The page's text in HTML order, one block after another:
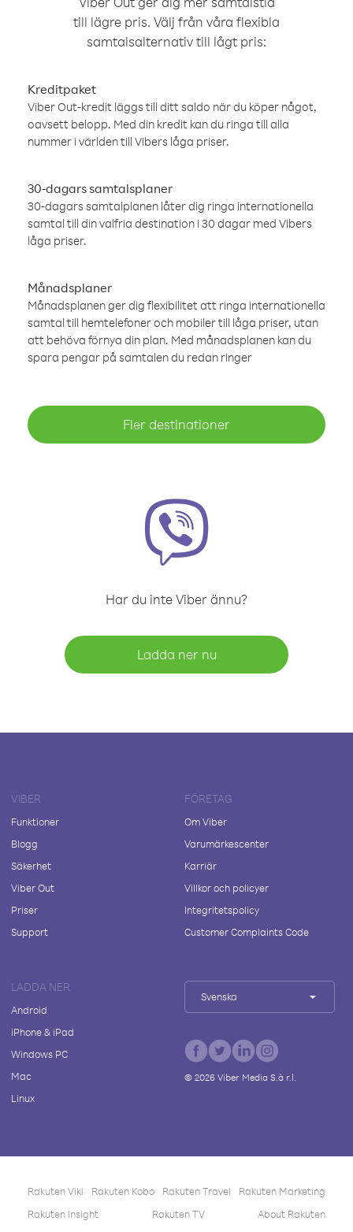
till lägre pris. Välj från våra flexibla
samtalsalternativ till lågt pris:
Kreditpaket
Viber Out-kredit läggs till ditt saldo när du köper något,
oavsett belopp. Med din kredit kan du ringa till alla
nummer i världen till Vibers låga priser.
30-dagars samtalsplaner
30-dagars samtalplanen låter dig ringa internationella
samtal till din valfria destination i 30 dagar med Vibers
låga priser.
Månadsplaner
Månadsplanen ger dig flexibilitet att ringa internationella
samtal till hemtelefoner och mobiler till låga priser, utan
att behöva förnya din plan. Med månadsplanen kan du
spara pengar på samtalen du redan ringer
Fler destinationer
Har du inte Viber ännu?
Ladda ner nu
VIBER
Funktioner
Blogg
Säkerhet
Viber Out
Priser
Support
FÖRETAG
Om Viber
Varumärkescenter
Karriär
Villkor och policyer
Integritetspolicy
Customer Complaints Code
LADDA NER
Android
iPhone & iPad
Windows PC
Mac
Linux
Svenska
© 2026Viber Media S.à r.l.
Rakuten Viki Rakuten Kobo Rakuten Travel
Rakuten Marketing
Rakuten Insight
Rakuten TV About Rakuten